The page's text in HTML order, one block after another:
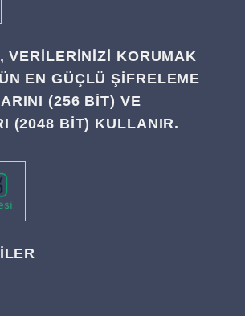
VERILERINIZI KORUMAK
EN GÜÇLÜ ŞIFRELEME
(256 BIT) VE
(2048 BIT) KULLANIR.